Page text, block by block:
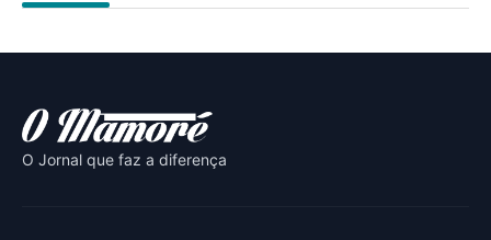
O Jornal que faz a diferença